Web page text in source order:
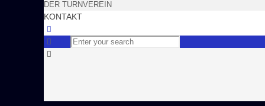
DER TURNVEREIN
KONTAKT